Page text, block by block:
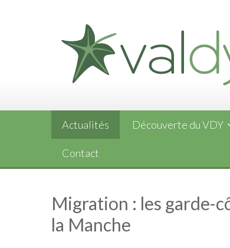
Actualités Découverte du VDY
Contact
Migration : les garde-
la Manche